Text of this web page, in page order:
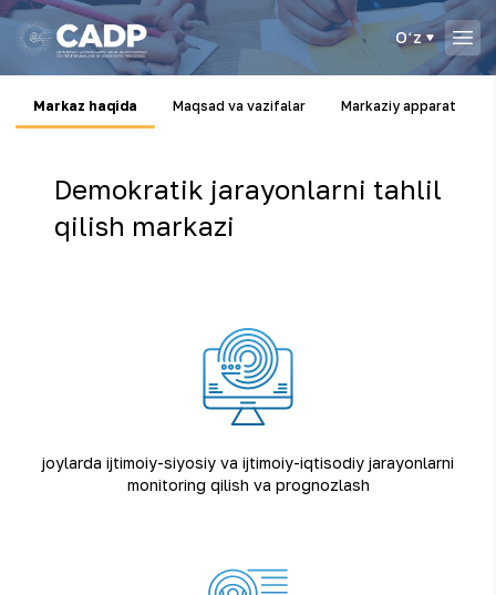
Oʻz
Markaz haqida Maqsad va vazifalar Markaziy apparat
Demokratik jarayonlarni tahlil
qilish markazi
joylarda ijtimoiy-siyosiy va ijtimoiy-iqtisodiy jarayonlarni
monitoring qilish va prognozlash